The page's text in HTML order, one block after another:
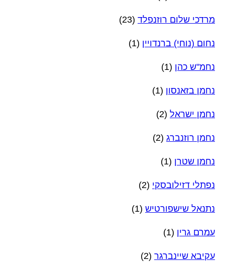
מרדכי שלום רוזנפלד (23)
נחום (נוחי) ברנדויין (1)
נחמ"ש כהן (1)
נחמן בזאנסון (1)
נחמן ישראל (2)
נחמן רוזנברג (2)
נחמן שטרן (1)
נפתלי דזילובסקי (2)
נתנאל שישפורטיש (1)
עמרם גרין (1)
עקיבא שיינברגר (2)